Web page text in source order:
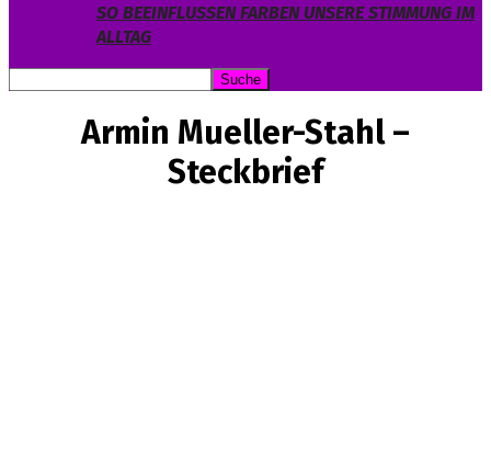
SO BEEINFLUSSEN FARBEN UNSERE STIMMUNG IM
ALLTAG
Armin Mueller-Stahl –
Steckbrief